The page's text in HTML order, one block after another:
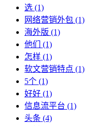
选 (1)
网络营销外包 (1)
海外版 (1)
他们
(1)
怎样 (1)
软文营销特点 (1)
5个 (1)
好好 (1)
信息流平台 (1)
头条 (4)